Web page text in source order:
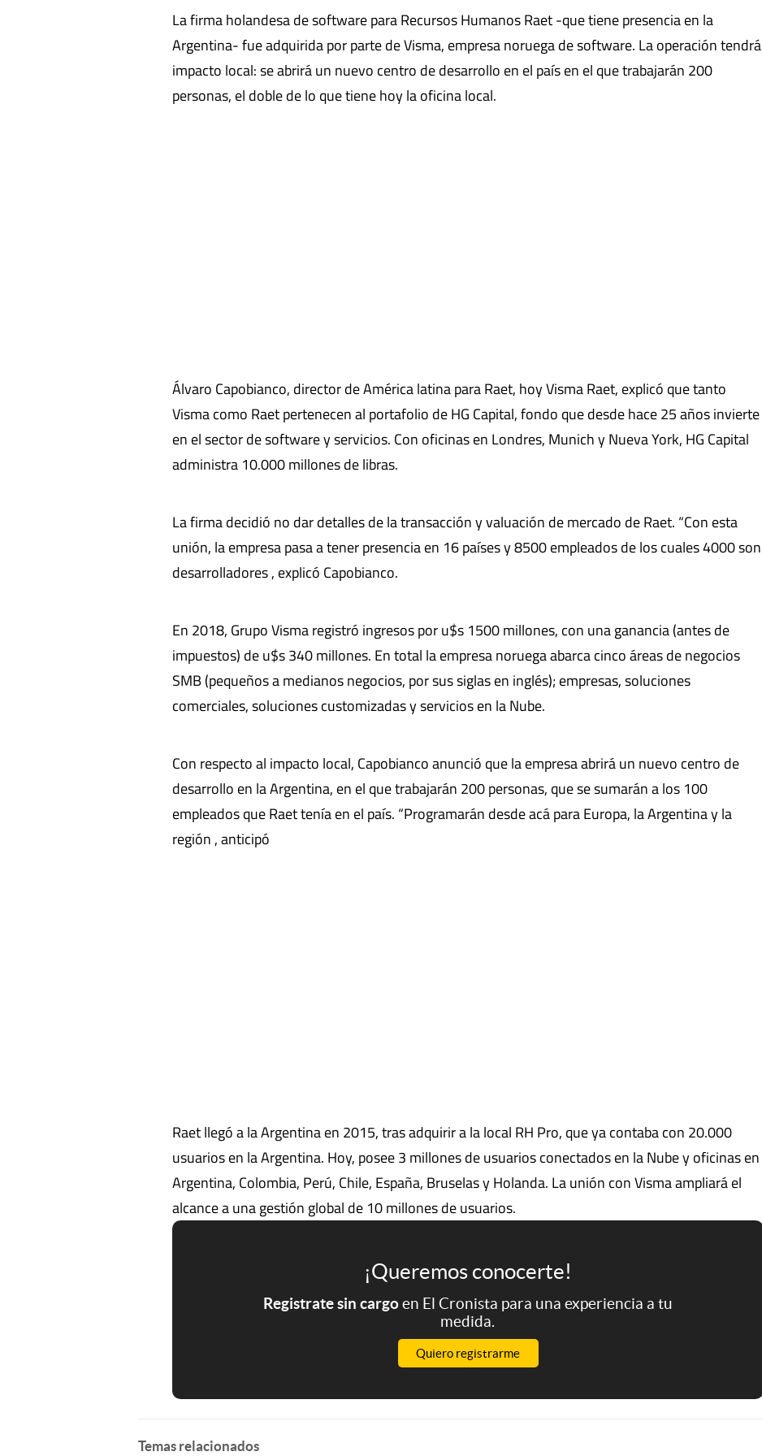
La firma holandesa de software para Recursos Humanos Raet -que tiene presencia en la
Argentina- fue adquirida por parte de Visma, empresa noruega de software. La operación tendrá
impacto local: se abrirá un nuevo centro de desarrollo en el país en el que trabajarán 200
personas, el doble de lo que tiene hoy la oficina local.
Álvaro Capobianco, director de América latina para Raet, hoy Visma Raet, explicó que tanto
Visma como Raet pertenecen al portafolio de HG Capital, fondo que desde hace 25 años invierte
en el sector de software y servicios. Con oficinas en Londres, Munich y Nueva York, HG Capital
administra 10.000 millones de libras.
La firma decidió no dar detalles de la transacción y valuación de mercado de Raet. “Con esta
unión, la empresa pasa a tener presencia en 16 países y 8500 empleados de los cuales 4000 son
desarrolladores , explicó Capobianco.
En 2018, Grupo Visma registró ingresos por u$s 1500 millones, con una ganancia (antes de
impuestos) de u$s 340 millones. En total la empresa noruega abarca cinco áreas de negocios
SMB (pequeños a medianos negocios, por sus siglas en inglés); empresas, soluciones
comerciales, soluciones customizadas y servicios en la Nube.
Con respecto al impacto local, Capobianco anunció que la empresa abrirá un nuevo centro de
desarrollo en la Argentina, en el que trabajarán 200 personas, que se sumarán a los 100
empleados que Raet tenía en el país. “Programarán desde acá para Europa, la Argentina y la
región , anticipó
Raet llegó a la Argentina en 2015, tras adquirir a la local RH Pro, que ya contaba con 20.000
usuarios en la Argentina. Hoy, posee 3 millones de usuarios conectados en la Nube y oficinas en
Argentina, Colombia, Perú, Chile, España, Bruselas y Holanda. La unión con Visma ampliará el
alcance a una gestión global de 10 millones de usuarios.
¡Queremos conocerte!
Registrate sin cargoen El Cronista para una experiencia a tu
medida.
Quiero registrarme
Temas relacionados